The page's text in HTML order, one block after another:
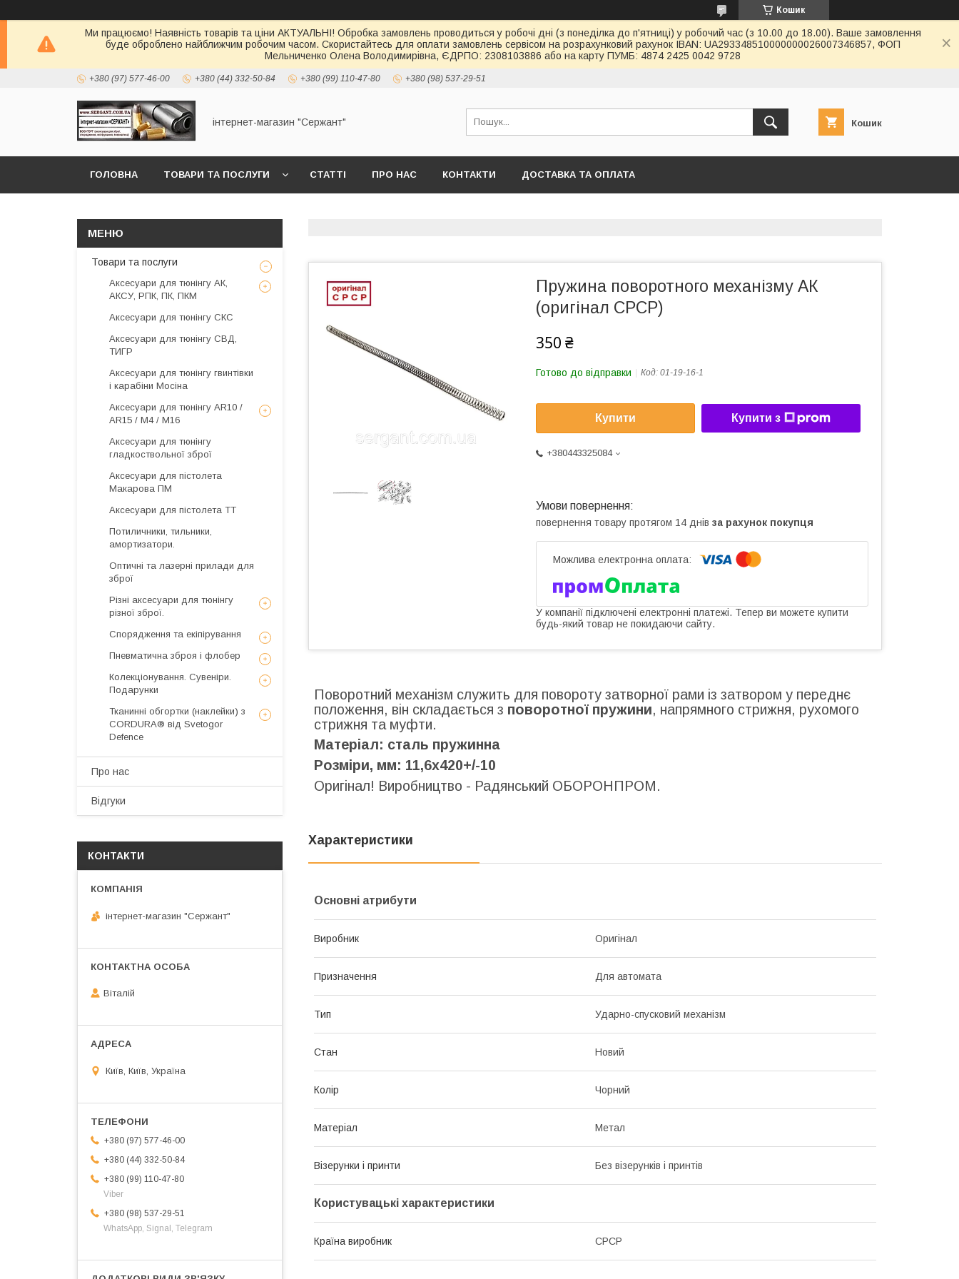
Кошик
Ми працюємо! Наявність товарів та ціни АКТУАЛЬНІ! Обробка замовлень проводиться у робочі дні (з понеділка до п'ятниці) у робочий час (з 10.00 до 18.00). Ваше замовлення
буде оброблено найближчим робочим часом. Скористайтесь для оплати замовлень сервісом на розрахунковий рахунок IBAN: UA293348510000000026007346857, ФОП
Мельниченко Олена Володимирівна, ЄДРПО: 2308103886 або на карту ПУМБ: 4874 2425 0042 9728
+380 (97) 577-46-00 +380 (44) 332-50-84 +380 (99) 110-47-80 +380 (98) 537-29-51
інтернет-магазин "Сержант" Кошик
ГОЛОВНА ТОВАРИ ТА ПОСЛУГИ СТАТТІ ПРО НАС КОНТАКТИ ДОСТАВКА ТА ОПЛАТА
Пружина поворотного механізму АК
(оригінал СРСР)
350 ₴
Готово до відправки Код: 01-19-16-1
Купити Купити з
+380443325084
повернення товару протягом 14 днів за рахунок покупця
У компанії підключені електронні платежі. Тепер ви можете купити
будь-який товар не покидаючи сайту.
Поворотний механізм служить для повороту затворної рами із затвором у переднє
положення, він складається з поворотної пружини, напрямного стрижня, рухомого
стрижня та муфти.
Матеріал: сталь пружинна
Розміри, мм: 11,6х420+/-10
Оригінал! Виробництво - Радянський ОБОРОНПРОМ.
Характеристики
Основні атрибути
Виробник Оригінал
Призначення Для автомата
Тип Ударно-спусковий механізм
Стан Новий
Колір Чорний
Матеріал Метал
Візерунки і принти Без візерунків і принтів
Користувацькі характеристики
Країна виробник СРСР
Товари та послуги
Аксесуари для тюнінгу АК,
АКСУ, РПК, ПК, ПКМ
Аксесуари для тюнінгу СКС
Аксесуари для тюнінгу СВД,
ТИГР
Аксесуари для тюнінгу гвинтівки
і карабіни Мосіна
Аксесуари для тюнінгу AR10 /
AR15 / М4 / М16
Аксесуари для тюнінгу
гладкоствольної зброї
Аксесуари для пістолета
Макарова ПМ
Аксесуари для пістолета ТТ
Потиличники, тильники,
амортизатори.
Оптичні та лазерні прилади для
зброї
Різні аксесуари для тюнінгу
різної зброї.
Спорядження та екіпірування
Пневматична зброя і флобер
Колекціонування. Сувеніри.
Подарунки
Тканинні обгортки (наклейки) з
CORDURA® від Svetogor
Defence
Про нас
Відгуки
КОНТАКТИ
інтернет-магазин "Сержант"
Віталій
Київ, Київ, Україна
+380 (97) 577-46-00
+380 (44) 332-50-84
+380 (99) 110-47-80
Viber
+380 (98) 537-29-51
WhatsApp, Signal, Telegram